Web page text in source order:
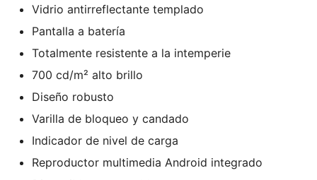
Vidrio antirreflectante templado
Pantalla a batería
Totalmente resistente a la intemperie
700 cd/m² alto brillo
Diseño robusto
Varilla de bloqueo y candado
Indicador de nivel de carga
Reproductor multimedia Android integrado